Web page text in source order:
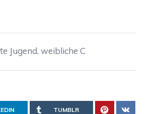
Jugend, weibliche C
TUMBLR